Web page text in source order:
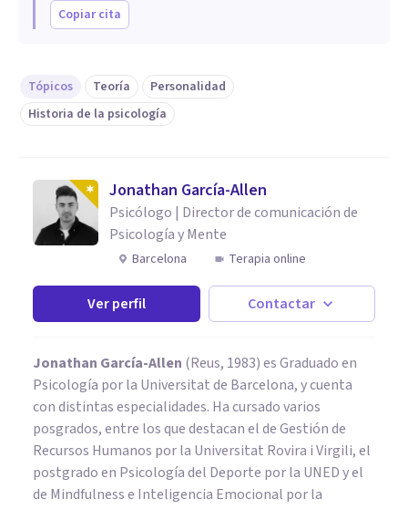
Copiar cita
Tópicos Teoría
Personalidad
Historia de la psicología
Jonathan García-Allen
Psicólogo | Director de comunicación de
Psicología y Mente
Barcelona Terapia online
Ver perfil Contactar
Jonathan García-Allen (Reus, 1983) es Graduado en
Psicología por la Universitat de Barcelona, y cuenta
con distintas especialidades. Ha cursado varios
posgrados, entre los que destacan el de Gestión de
Recursos Humanos por la Universitat Rovira i Virgili, el
postgrado en Psicología del Deporte por la UNED y el
de Mindfulness e Inteligencia Emocional por la